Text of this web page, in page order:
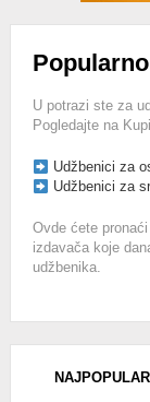
U potrazi ste za
Pogledajte na
Udžbenici za
Udžbenici za
Ovde ćete
izdavača koje
udžbenika.